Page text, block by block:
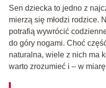
Sen dziecka to jedno z
mierzą się młodzi rodzice.
potrafią wywrócić
do góry nogami. Choć
naturalna, wiele z nich ma
warto zrozumieć i – w